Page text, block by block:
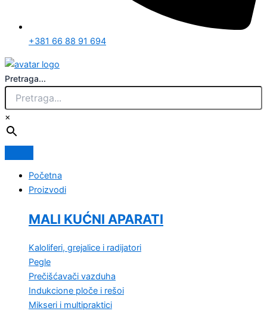
+381 66 88 91 694
Pretraga...
×
Početna
Proizvodi
MALI KUĆNI APARATI
Kaloliferi, grejalice i radijatori
Pegle
Prečišćavači vazduha
Indukcione ploče i rešoi
Mikseri i multipraktici